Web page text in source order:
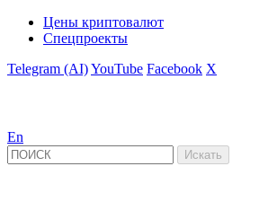
Цены криптовалют
Спецпроекты
Telegram (AI)YouTube Facebook X
En